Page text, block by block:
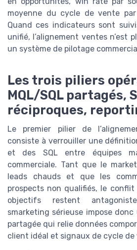
moyenne du cycle de vente
Quand ces indicateurs sont
unifié, l’alignement ventes n’est
un système de pilotage
Les trois piliers
MQL/SQL partagés,
réciproques,
Le premier pilier de
consiste à verrouiller une
et des SQL entre équipes
commerciale. Tant que le
leads chauds et que les
prospects non qualifiés, le
objectifs restent
smarketing sérieuse impose
partagée qui relie données
client idéal et signaux de cycle de